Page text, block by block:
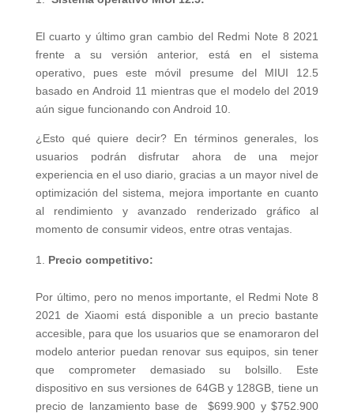
El cuarto y último gran cambio del Redmi Note 8 2021
frente a su versión anterior, está en el sistema
operativo, pues este móvil presume del MIUI 12.5
basado en Android 11 mientras que el modelo del 2019
aún sigue funcionando con Android 10.
¿Esto qué quiere decir? En términos generales, los
usuarios podrán disfrutar ahora de una mejor
experiencia en el uso diario, gracias a un mayor nivel de
optimización del sistema, mejora importante en cuanto
al rendimiento y avanzado renderizado gráfico al
momento de consumir videos, entre otras ventajas.
Precio competitivo:
Por último, pero no menos importante, el Redmi Note 8
2021 de Xiaomi está disponible a un precio bastante
accesible, para que los usuarios que se enamoraron del
modelo anterior puedan renovar sus equipos, sin tener
que comprometer demasiado su bolsillo. Este
dispositivo en sus versiones de 64GB y 128GB, tiene un
precio de lanzamiento base de $699.900 y $752.900